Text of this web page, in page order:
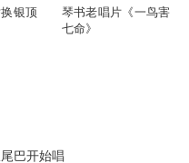
银顶
琴书老唱片《一鸟害
七命》
巴开始唱